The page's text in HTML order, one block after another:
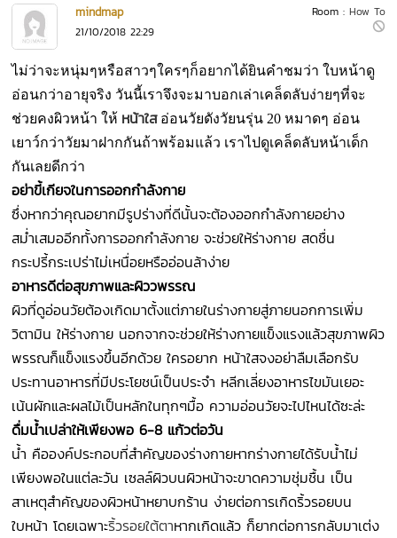
Room : How To
mindmap
21/10/2018 22:29
ไม่ว่าจะหนุ่มๆหรือสาวๆใครๆก็อยากได้ยินคำชมว่า ใบหน้าดู
อ่อนกว่าอายุจริง วันนี้เราจึงจะมาบอกเล่าเคล็ดลับง่ายๆที่จะ
ช่วยคงผิวหน้า ให้ หน้าใสอ่อนวัยดังวัยนรุ่น 20หมาดๆ อ่อน
เยาว์กว่าวัยมาฝากกันถ้าพร้อมแล้ว เราไปดูเคล็ดลับหน้าเด็ก
กันเลยดีกว่า
อย่าขี้เกียจในการออกกำลังกาย
ซึ่งหากว่าคุณอยากมีรูปร่างที่ดีนั้นจะต้องออกกำลังกายอย่าง
สม่ำเสมออีกทั้งการออกกำลังกาย จะช่วยให้ร่างกาย สดชื่น
กระปรี้กระเปร่าไม่เหนื่อยหรืออ่อนล้าง่าย
อาหารดีต่อสุขภาพและผิววพรรณ
ผิวที่ดูอ่อนวัยต้องเกิดมาตั้งแต่ภายในร่างกายสู่ภายนอกการเพิ่ม
วิตามิน ให้ร่างกาย นอกจากจะช่วยให้ร่างกายแข็งแรงแล้วสุขภาพผิว
พรรณก็แข็งแรงขึ้นอีกด้วย ใครอยาก หน้าใสจงอย่าลืมเลือกรับ
ประทานอาหารที่มีประโยชน์เป็นประจำ หลีกเลี่ยงอาหารไขมันเยอะ
เน้นผักและผลไม้เป็นหลักในทุกๆมื้อ ความอ่อนวัยจะไปไหนได้ซะล่ะ
ดื่มน้ำเปล่าให้เพียงพอ 6-8 แก้วต่อวัน
น้ำ คือองค์ประกอบที่สำคัญของร่างกายหากร่างกายได้รับน้ำไม่
เพียงพอในแต่ละวัน เซลล์ผิวบนผิวหน้าจะขาดความชุ่มชื้น เป็น
สาเหตุสำคัญของผิวหน้าหยาบกร้าน ง่ายต่อการเกิดริ้วรอยบน
ใบหน้า โดยเฉพาะริ้วรอยใต้ตาหากเกิดแล้ว ก็ยากต่อการกลับมาเต่ง